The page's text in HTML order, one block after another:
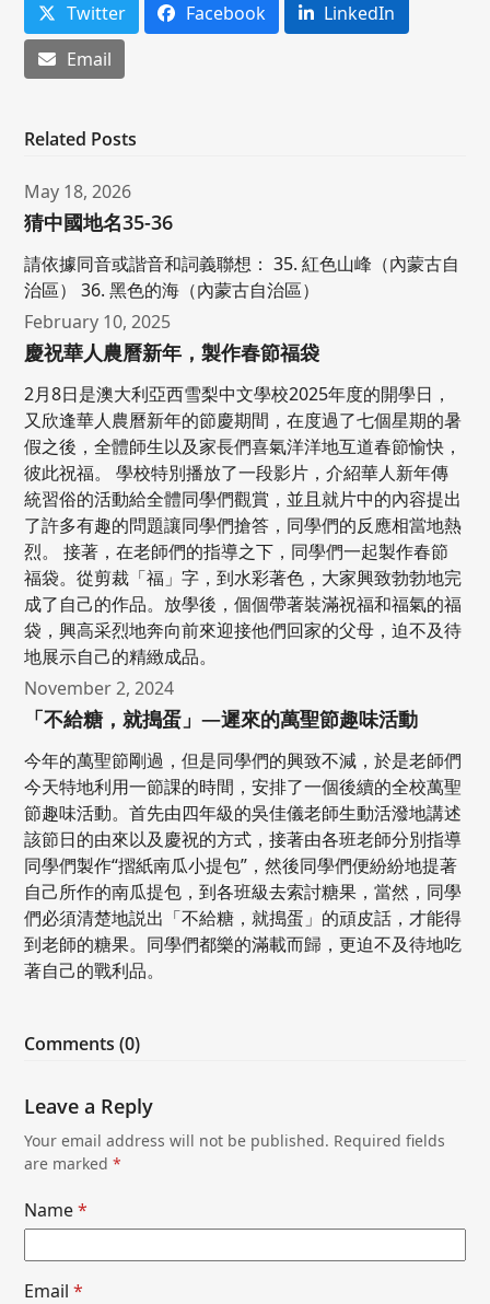
Twitter Facebook
LinkedIn
Email
Related Posts
May 18, 2026
猜中國地名35-36
請依據同音或諧音和詞義聯想： 35. 紅色山峰（內蒙古自
治區） 36. 黑色的海（內蒙古自治區）
February 10, 2025
慶祝華人農曆新年，製作春節福袋
2月8日是澳大利亞西雪梨中文學校2025年度的開學日，
又欣逢華人農曆新年的節慶期間，在度過了七個星期的暑
假之後，全體師生以及家長們喜氣洋洋地互道春節愉快，
彼此祝福。 學校特別播放了一段影片，介紹華人新年傳
統習俗的活動給全體同學們觀賞，並且就片中的內容提出
了許多有趣的問題讓同學們搶答，同學們的反應相當地熱
烈。 接著，在老師們的指導之下，同學們一起製作春節
福袋。從剪裁「福」字，到水彩著色，大家興致勃勃地完
成了自己的作品。放學後，個個帶著裝滿祝福和福氣的福
袋，興高采烈地奔向前來迎接他們回家的父母，迫不及待
地展示自己的精緻成品。
November 2, 2024
「不給糖，就搗蛋」―遲來的萬聖節趣味活動
今年的萬聖節剛過，但是同學們的興致不減，於是老師們
今天特地利用一節課的時間，安排了一個後續的全校萬聖
節趣味活動。首先由四年級的吳佳儀老師生動活潑地講述
該節日的由來以及慶祝的方式，接著由各班老師分別指導
同學們製作“摺紙南瓜小提包”，然後同學們便紛紛地提著
自己所作的南瓜提包，到各班級去索討糖果，當然，同學
們必須清楚地説出「不給糖，就搗蛋」的頑皮話，才能得
到老師的糖果。同學們都樂的滿載而歸，更迫不及待地吃
著自己的戰利品。
Comments (0)
Leave a Reply
Your email address will not be published. Required fields
are marked*
Name*
Email*